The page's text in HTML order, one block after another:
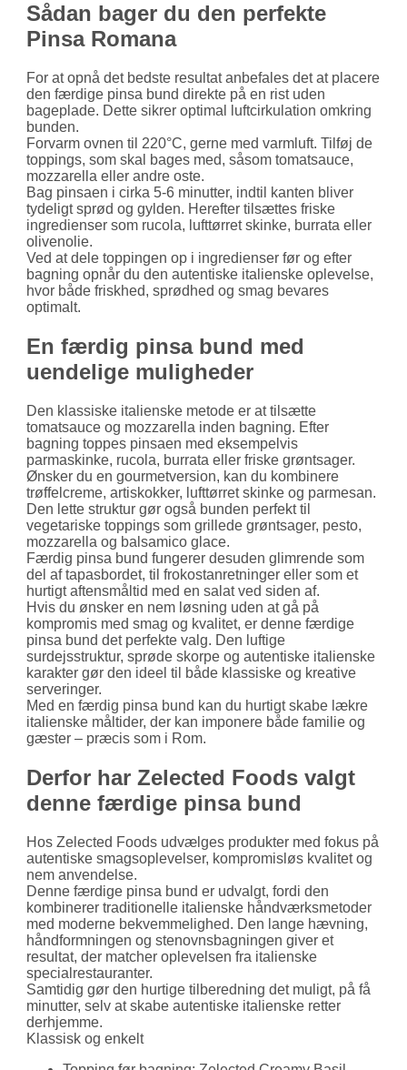
Sådan bager du den perfekte
Pinsa Romana
For at opnå det bedste resultat anbefales det at placere
den færdige pinsa bund direkte på en rist uden
bageplade. Dette sikrer optimal luftcirkulation omkring
bunden.
Forvarm ovnen til 220°C, gerne med varmluft. Tilføj de
toppings, som skal bages med, såsom tomatsauce,
mozzarella eller andre oste.
Bag pinsaen i cirka 5-6 minutter, indtil kanten bliver
tydeligt sprød og gylden. Herefter tilsættes friske
ingredienser som rucola, lufttørret skinke, burrata eller
olivenolie.
Ved at dele toppingen op i ingredienser før og efter
bagning opnår du den autentiske italienske oplevelse,
hvor både friskhed, sprødhed og smag bevares
optimalt.
En færdig pinsa bund med
uendelige muligheder
Den klassiske italienske metode er at tilsætte
tomatsauce og mozzarella inden bagning. Efter
bagning toppes pinsaen med eksempelvis
parmaskinke, rucola, burrata eller friske grøntsager.
Ønsker du en gourmetversion, kan du kombinere
trøffelcreme, artiskokker, lufttørret skinke og parmesan.
Den lette struktur gør også bunden perfekt til
vegetariske toppings som grillede grøntsager, pesto,
mozzarella og balsamico glace.
Færdig pinsa bund fungerer desuden glimrende som
del af tapasbordet, til frokostanretninger eller som et
hurtigt aftensmåltid med en salat ved siden af.
Hvis du ønsker en nem løsning uden at gå på
kompromis med smag og kvalitet, er denne færdige
pinsa bund det perfekte valg. Den luftige
surdejsstruktur, sprøde skorpe og autentiske italienske
karakter gør den ideel til både klassiske og kreative
serveringer.
Med en færdig pinsa bund kan du hurtigt skabe lækre
italienske måltider, der kan imponere både familie og
gæster – præcis som i Rom.
Derfor har Zelected Foods valgt
denne færdige pinsa bund
Hos Zelected Foods udvælges produkter med fokus på
autentiske smagsoplevelser, kompromisløs kvalitet og
nem anvendelse.
Denne færdige pinsa bund er udvalgt, fordi den
kombinerer traditionelle italienske håndværksmetoder
med moderne bekvemmelighed. Den lange hævning,
håndformningen og stenovnsbagningen giver et
resultat, der matcher oplevelsen fra italienske
specialrestauranter.
Samtidig gør den hurtige tilberedning det muligt, på få
minutter, selv at skabe autentiske italienske retter
derhjemme.
Klassisk og enkelt